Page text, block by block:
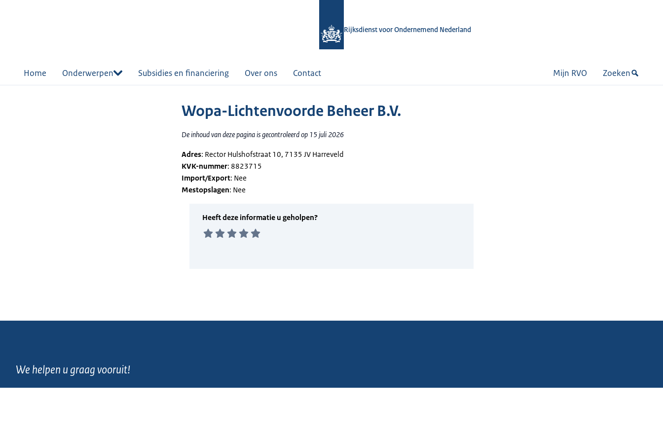
Rijksdienst voor Ondernemend Nederland
Home Onderwerpen Subsidies en financiering Over ons Contact Mijn RVO Zoeken
Wopa-Lichtenvoorde Beheer B.V.
De inhoud van deze pagina is gecontroleerd op 15 juli 2026
Adres: Rector Hulshofstraat 10, 7135 JV Harreveld
KVK-nummer: 8823715
Import/Export: Nee
Mestopslagen: Nee
We helpen u graag vooruit!